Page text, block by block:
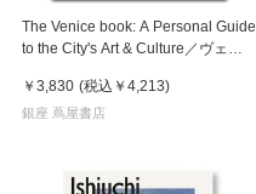
The Venice book: A Personal Guide
to the City's Art & Culture／ヴェニ
イド
￥3,830 (税込 ￥4,213)
銀座 蔦屋書店